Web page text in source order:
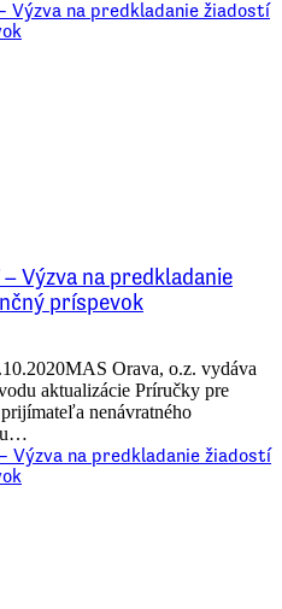
– Výzva na predkladanie
príspevok
Orava, o.z. vydáva
aktualizácie Príručky pre
nenávratného